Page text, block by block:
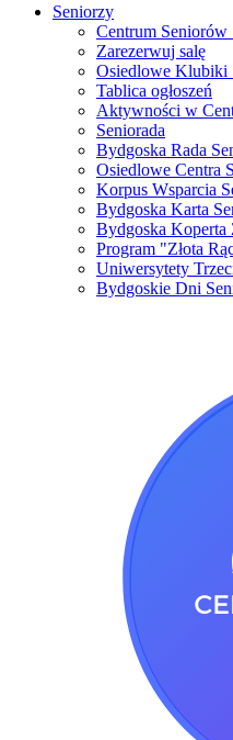
Seniorzy
Centrum
Zarezerwuj salę
Osiedlowe Klubiki
Tablica ogłoszeń
Aktywności w
Seniorada
Bydgoska Rada
Osiedlowe Centra
Korpus Wsparcia
Bydgoska Karta
Bydgoska Koperta
Program "Złota
Uniwersytety
Bydgoskie Dni